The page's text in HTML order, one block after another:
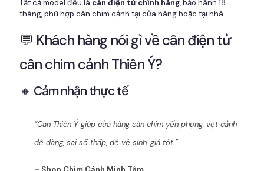
Tất cả model đều là cân điện tử chính hãng, bảo hành 18
tháng, phù hợp cân chim cảnh tại cửa hàng hoặc tại nhà.
💬 Khách hàng nói gì về cân điện tử
cân chim cảnh Thiên Ý?
🔸 Cảm nhận thực tế
“Cân Thiên Ý giúp cửa hàng cân chim yến phụng, vẹt cảnh
dễ dàng, sai số thấp, dễ vệ sinh, giá tốt.”